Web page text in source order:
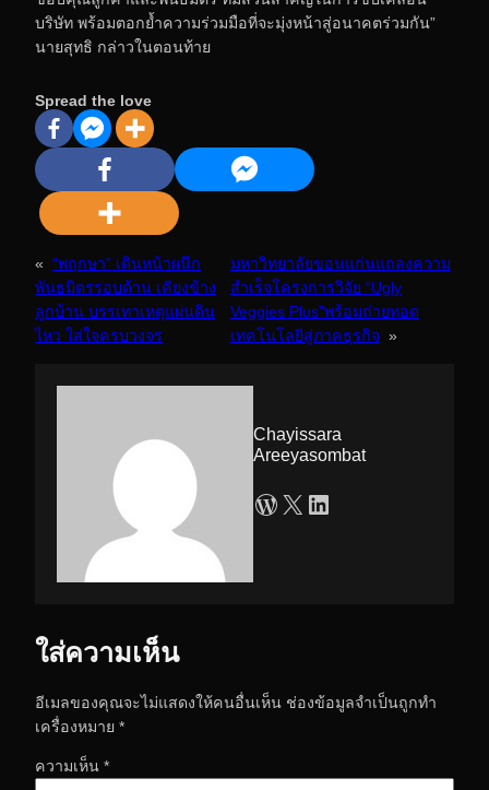
บริษัท พร้อมตอกย้ำความร่วมมือที่จะมุ่งหน้าสู่อนาคตร่วมกัน”
นายสุทธิ กล่าวในตอนท้าย
Spread the love
« “พฤกษา” เดินหน้าผนึก
พันธมิตรรอบด้าน เคียงข้าง
ลูกบ้าน บรรเทาเหตุแผ่นดิน
ไหว ใส่ใจครบวงจร
มหาวิทยาลัยขอนแก่นแถลงความ
สำเร็จโครงการวิจัย “Ugly
Veggies Plus”พร้อมถ่ายทอด
เทคโนโลยีสู่ภาคธุรกิจ »
Chayissara
Areeyasombat
WordPress X LinkedIn
ใส่ความเห็น
อีเมลของคุณจะไม่แสดงให้คนอื่นเห็น ช่องข้อมูลจำเป็นถูกทำ
เครื่องหมาย *
ความเห็น *